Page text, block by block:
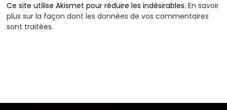
Ce site utilise Akismet pour réduire les indésirables.En savoir
plus sur la façon dont les données de vos commentaires
sont traitées.